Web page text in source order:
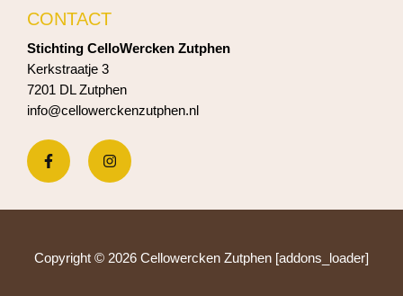
CONTACT
Stichting CelloWercken Zutphen
Kerkstraatje 3
7201 DL Zutphen
info@cellowerckenzutphen.nl
Copyright © 2026 Cellowercken Zutphen [addons_loader]